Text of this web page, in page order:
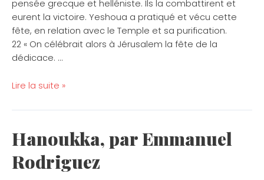
pensée grecque et helléniste. Ils la combattirent et
eurent la victoire. Yeshoua a pratiqué et vécu cette
fête, en relation avec le Temple et sa purification.
22 « On célébrait alors à Jérusalem la fête de la
dédicace. …
Lire la suite »
Hanoukka, par Emmanuel
Rodriguez
Hanoukka,
par
Emmanuel